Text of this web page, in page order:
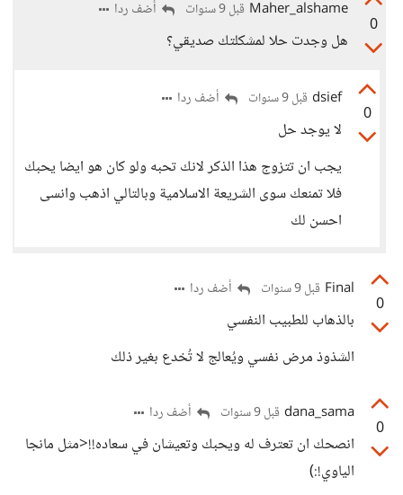
0
Maher_alshame قبل 9 سنوات أضف ردا
هل وجدت حلا لمشكلتك صديقي؟
0
dsief قبل 9 سنوات أضف ردا
لا يوجد حل
يجب ان تتزوج هذا الذكر لانك تحبه ولو كان هو ايضا يحبك
فلا تمنعك سوى الشريعة الاسلامية وبالتالي اذهب وانسى
احسن لك
0
Final قبل 9 سنوات أضف ردا
بالذهاب للطبيب النفسي
الشذوذ مرض نفسي ويُعالج لا تُخدع بغير ذلك
0
dana_sama قبل 9 سنوات أضف ردا
انصحك ان تعترف له ويحبك وتعيشان في سعاده!!<مثل مانجا
الياوي!:)